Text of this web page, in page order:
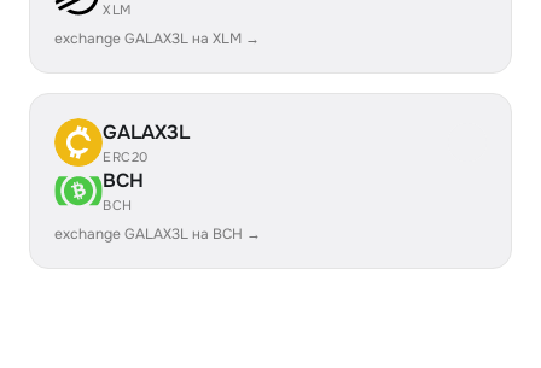
XLM
exchange GALAX3L на XLM →
GALAX3L
ERC20
BCH
BCH
exchange GALAX3L на BCH →